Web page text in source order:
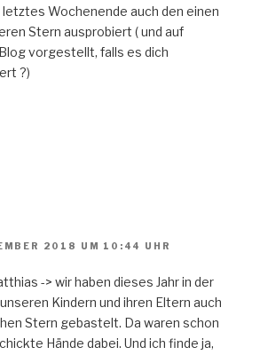
Wochenende auch den einen
Stern ausprobiert ( und auf
vorgestellt, falls es dich
?)
2018 UM 10:44 UHR
-> wir haben dieses Jahr in der
Kindern und ihren Eltern auch
Stern gebastelt. Da waren schon
Hände dabei. Und ich finde ja,